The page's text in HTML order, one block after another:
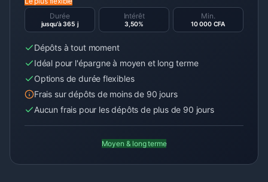
Durée
jusqu'à 365 j
Intérêt
3,50%
Min.
10 000 CFA
Dépôts à tout moment
Idéal pour l'épargne à moyen et long terme
Options de durée flexibles
Frais sur dépôts de moins de 90 jours
Aucun frais pour les dépôts de plus de 90 jours
Moyen & long terme